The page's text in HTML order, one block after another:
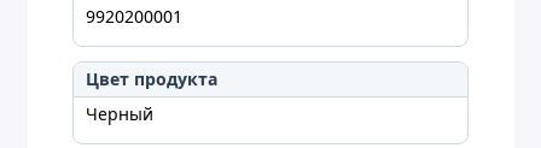
9920200001
Цвет продукта
Черный